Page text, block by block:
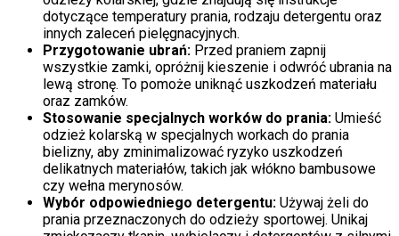
dotyczące temperatury prania, rodzaju detergentu oraz
innych zaleceń pielęgnacyjnych.
Przygotowanie ubrań: Przed praniem zapnij
wszystkie zamki, opróżnij kieszenie i odwróć ubrania na
lewą stronę. To pomoże uniknąć uszkodzeń materiału
oraz zamków.
Stosowanie specjalnych worków do prania: Umieść
odzież kolarską w specjalnych workach do prania
bielizny, aby zminimalizować ryzyko uszkodzeń
delikatnych materiałów, takich jak włókno bambusowe
czy wełna merynosów.
Wybór odpowiedniego detergentu: Używaj żeli do
prania przeznaczonych do odzieży sportowej. Unikaj